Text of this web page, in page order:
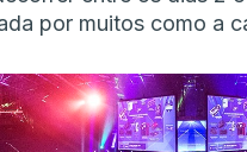
por muitos como a